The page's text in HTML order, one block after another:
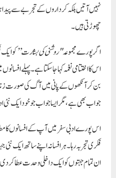
نہیں آتیں بلکہ کرداروں کے تجربے سے پیدا
چھوڑتی ہیں۔
اگر پورے مجموعہ"روشنی کی بشارت”کو
اس کا اختتامی نغمہ کہا جا سکتا ہے۔ پہلے
بن کر آنکھوں کے پانی میں آگ کی صورت
جواب بھی ہے، مگر ایسا جواب جو خود ایک نئی
اس پورے ادبی سفر میں آپ کے افسانوں کا
فکری تجربہ رہا۔ ہر افسانہ اپنے ساتھ ایک
ان تمام جہتوں کو ایک داخلی وحدت عطا کر